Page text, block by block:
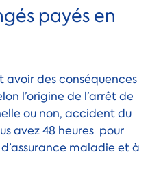
payés en
avoir des conséquences
l’origine de l’arrêt de
ou non, accident du
avez 48 heures pour
maladie et à